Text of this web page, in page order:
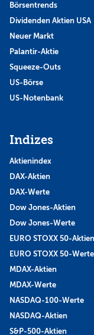
Börsentrends
Dividenden Aktien USA
Neuer Markt
Palantir-Aktie
Squeeze-Outs
US-Börse
US-Notenbank
Indizes
Aktienindex
DAX-Aktien
DAX-Werte
Dow Jones-Aktien
Dow Jones-Werte
EURO STOXX 50-Aktien
EURO STOXX 50-Werte
MDAX-Aktien
MDAX-Werte
NASDAQ-100-Werte
NASDAQ-Aktien
S&P-500-Aktien